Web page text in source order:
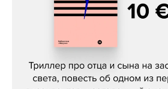
Даниил Туровский,